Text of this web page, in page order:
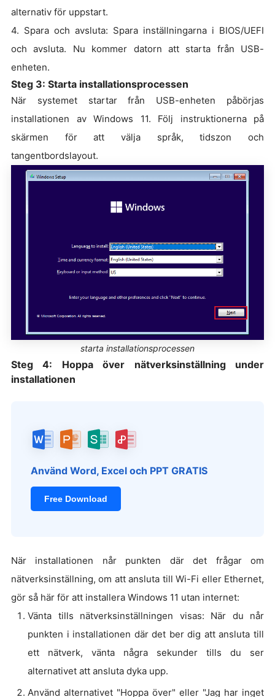
alternativ för uppstart.
4. Spara och avsluta: Spara inställningarna i BIOS/UEFI
och avsluta. Nu kommer datorn att starta från USB-
enheten.
Steg 3: Starta installationsprocessen
När systemet startar från USB-enheten påbörjas
installationen av Windows 11. Följ instruktionerna på
skärmen för att välja språk, tidszon och
tangentbordslayout.
starta installationsprocessen
Steg 4: Hoppa över nätverksinställning under
installationen
Använd Word, Excel och PPT GRATIS
Free Download
När installationen når punkten där det frågar om
nätverksinställning, om att ansluta till Wi-Fi eller Ethernet,
gör så här för att installera Windows 11 utan internet:
Vänta tills nätverksinställningen visas: När du når
punkten i installationen där det ber dig att ansluta till
ett nätverk, vänta några sekunder tills du ser
alternativet att ansluta dyka upp.
Använd alternativet "Hoppa över" eller "Jag har inget